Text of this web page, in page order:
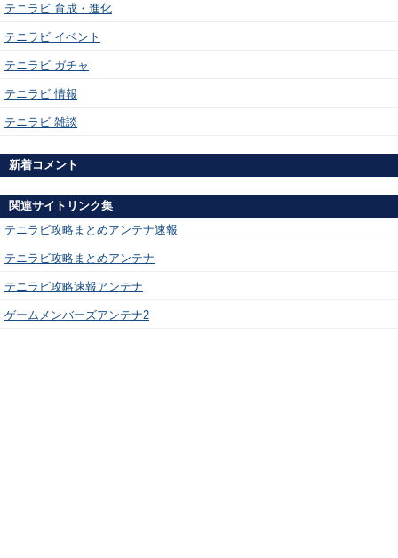
テニラビ 育成・進化
テニラビ イベント
テニラビ ガチャ
テニラビ 情報
テニラビ 雑談
新着コメント
関連サイトリンク集
テニラビ攻略まとめアンテナ速報
テニラビ攻略まとめアンテナ
テニラビ攻略速報アンテナ
ゲームメンバーズアンテナ2